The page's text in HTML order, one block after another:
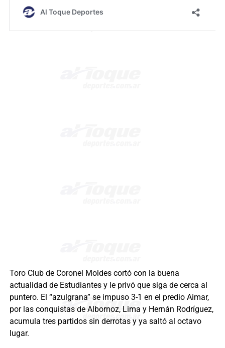
Toro Club de Coronel Moldes cortó con la buena
actualidad de Estudiantes y le privó que siga de cerca al
puntero. El “azulgrana” se impuso 3-1 en el predio Aimar,
por las conquistas de Albornoz, Lima y Hernán Rodríguez,
acumula tres partidos sin derrotas y ya saltó al octavo
lugar.